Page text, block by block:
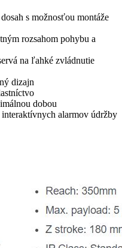
s možnosťou montáže
rozsahom pohybu a
na ľahké zvládnutie
dizajn
dobou
alarmov údržby